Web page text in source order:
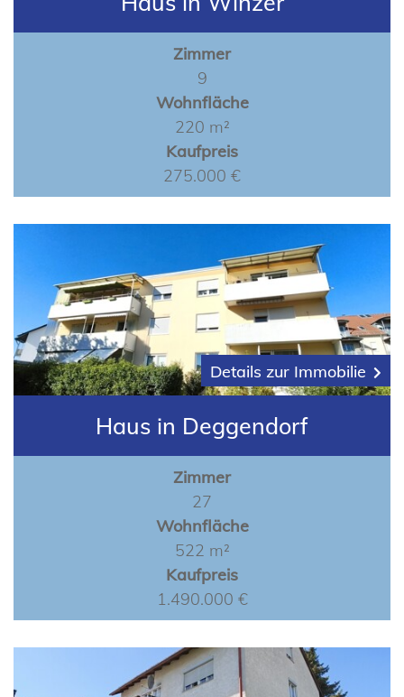
Zimmer
9
Wohnfläche
220 m²
Kaufpreis
275.000 €
Details zur Immobilie
Haus in Deggendorf
Zimmer
27
Wohnfläche
522 m²
Kaufpreis
1.490.000 €